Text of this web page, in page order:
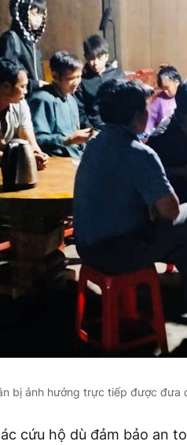
bị ảnh hưởng trực tiếp được đưa
cứu hộ dù đảm bảo an